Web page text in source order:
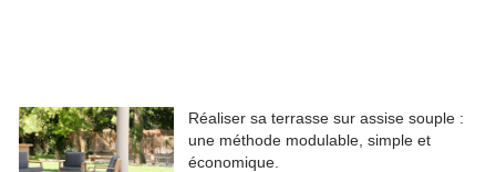
Réaliser sa terrasse sur assise souple :
une méthode modulable, simple et
économique.